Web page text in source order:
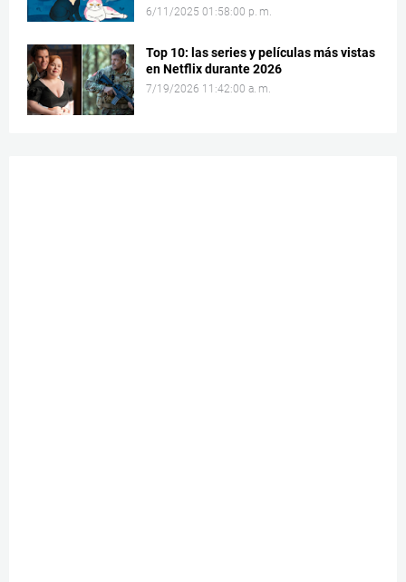
6/11/2025 01:58:00 p. m.
Top 10: las series y películas más vistas
en Netflix durante 2026
7/19/2026 11:42:00 a. m.